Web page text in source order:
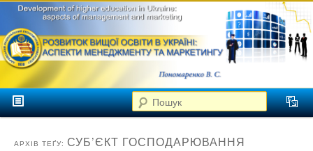
Розвиток
вищої
освіти в
Україні
аспекти
менеджменту та
маркетингу
Пошук
Головне менюПерейти до головного контенту
Перейти до додаткового контенту
АРХІВ ТЕҐУ: СУБ’ЄКТ ГОСПОДАРЮВАННЯ